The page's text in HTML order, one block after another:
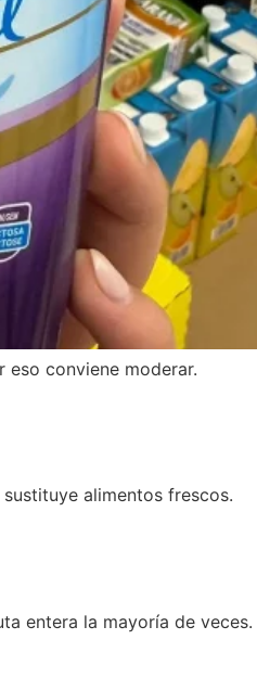
conviene moderar.
alimentos frescos.
entera la mayoría de veces.